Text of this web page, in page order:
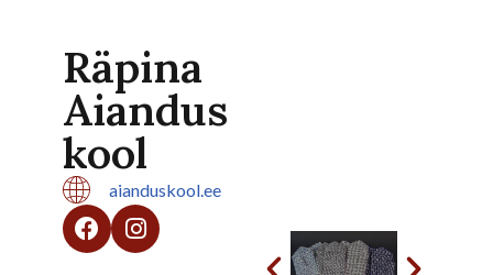
Räpina
Aiandus
kool
aianduskool.ee